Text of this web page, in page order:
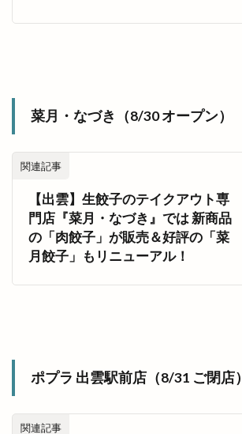
菜月・なづき（8/30 オープン）
関連記事
【出雲】生餃子のテイクアウト専
門店『菜月・なづき』では 新商品
の「肉餃子」が販売＆好評の「菜
月餃子」もリニューアル！
ポプラ 出雲駅前店（8/31 ご閉店）
関連記事